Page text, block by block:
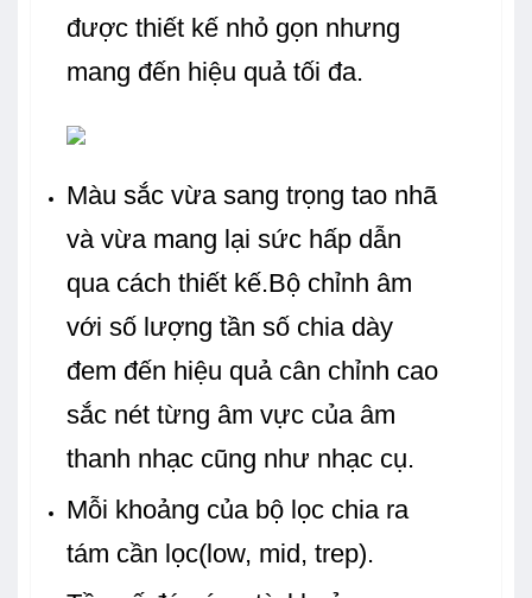
được thiết kế nhỏ gọn nhưng
mang đến hiệu quả tối đa.
Màu sắc vừa sang trọng tao nhã
và vừa mang lại sức hấp dẫn
qua cách thiết kế.Bộ chỉnh âm
với số lượng tần số chia dày
đem đến hiệu quả cân chỉnh cao
sắc nét từng âm vực của âm
thanh nhạc cũng như nhạc cụ.
Mỗi khoảng của bộ lọc chia ra
tám cần lọc(low, mid, trep).